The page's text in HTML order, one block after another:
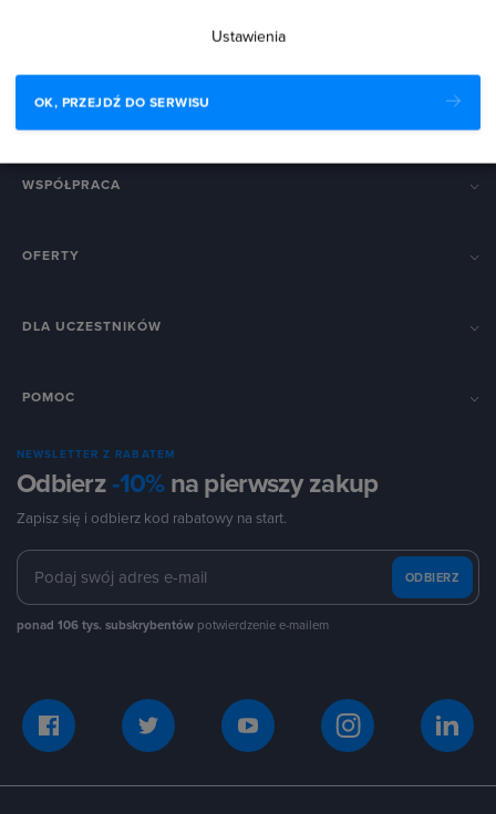
komandytowa
ul. Przemysłowa 27, 33-100 Tarnów
WSPÓŁPRACA
OFERTY
DLA UCZESTNIKÓW
POMOC
NEWSLETTER Z RABATEM
Odbierz-10%na pierwszy zakup
Zapisz się i odbierz kod rabatowy na start.
ODBIERZ
ponad 106 tys. subskrybentów potwierdzenie e-mailem
Ustawienia
OK, PRZEJDŹ DO SERWISU